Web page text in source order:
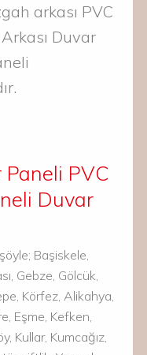
arkası PVC
Duvar
PVC
Duvar
Başiskele,
Gebze, Gölcük,
Körfez, Alikahya,
Eşme, Kefken,
Kullar, Kumcağız,